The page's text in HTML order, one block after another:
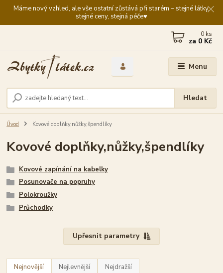
Máme nový vzhled, ale vše ostatní zůstává při starém – stejné látky,
stejné ceny, stejná péče♥️
Menu
Hledat
0 ks
za 0 Kč
Úvod Kovové doplňky,nůžky,špendlíky
Kovové doplňky,nůžky,špendlíky
Kovové zapínání na kabelky
Posunovače na popruhy
Polokroužky
Průchodky
Upřesnit parametry
Nejnovější Nejlevnější Nejdražší